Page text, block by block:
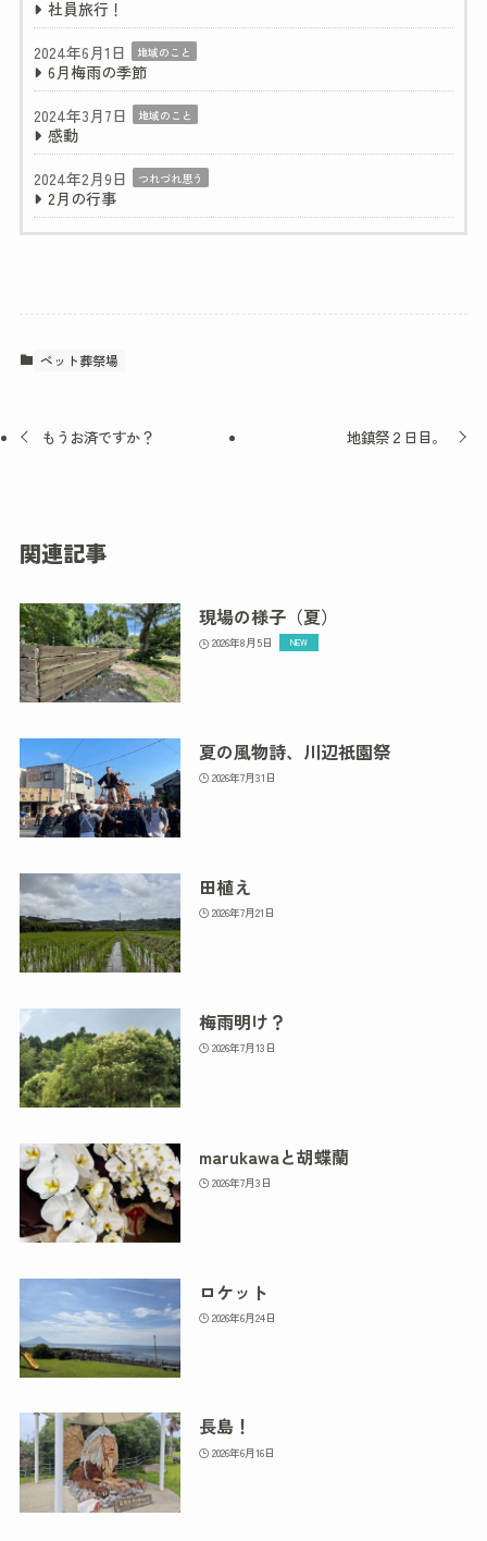
社員旅行！
2024年6月1日
地域のこと
6月梅雨の季節
2024年3月7日
地域のこと
感動
2024年2月9日
つれづれ思う
2月の行事
ペット葬祭場
もうお済ですか？ 地鎮祭２日目。
関連記事
現場の様子（夏）
2026年8月5日
夏の風物詩、川辺祇園祭
2026年7月31日
田植え
2026年7月21日
梅雨明け？
2026年7月13日
marukawaと胡蝶蘭
2026年7月3日
ロケット
2026年6月24日
長島！
2026年6月16日